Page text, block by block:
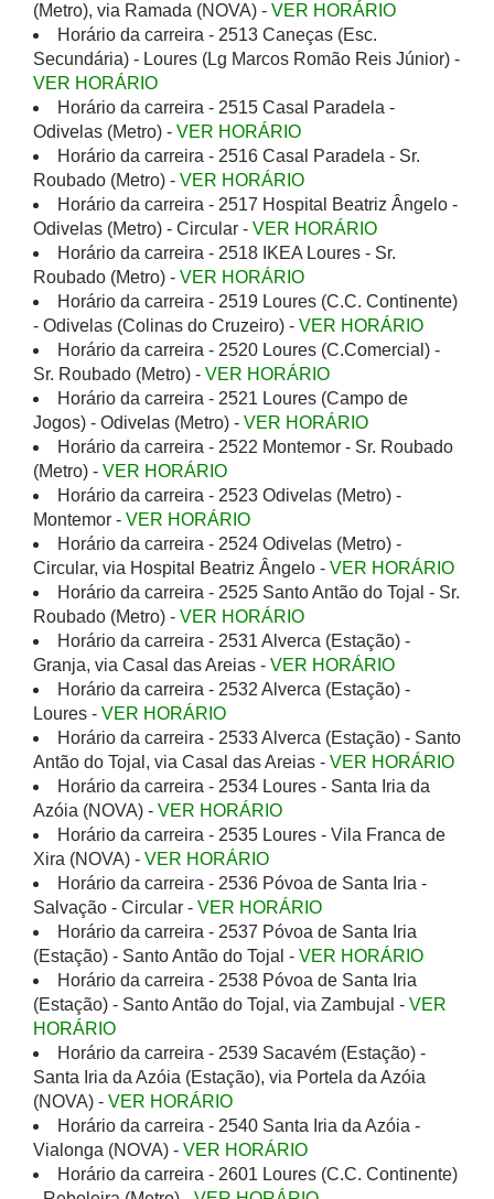
(Metro), via Ramada (NOVA) - VER HORÁRIO
Horário da carreira - 2513 Caneças (Esc.
Secundária) - Loures (Lg Marcos Romão Reis Júnior) -
VER HORÁRIO
Horário da carreira - 2515 Casal Paradela -
Odivelas (Metro) - VER HORÁRIO
Horário da carreira - 2516 Casal Paradela - Sr.
Roubado (Metro) - VER HORÁRIO
Horário da carreira - 2517 Hospital Beatriz Ângelo -
Odivelas (Metro) - Circular - VER HORÁRIO
Horário da carreira - 2518 IKEA Loures - Sr.
Roubado (Metro) - VER HORÁRIO
Horário da carreira - 2519 Loures (C.C. Continente)
- Odivelas (Colinas do Cruzeiro) - VER HORÁRIO
Horário da carreira - 2520 Loures (C.Comercial) -
Sr. Roubado (Metro) - VER HORÁRIO
Horário da carreira - 2521 Loures (Campo de
Jogos) - Odivelas (Metro) - VER HORÁRIO
Horário da carreira - 2522 Montemor - Sr. Roubado
(Metro) - VER HORÁRIO
Horário da carreira - 2523 Odivelas (Metro) -
Montemor - VER HORÁRIO
Horário da carreira - 2524 Odivelas (Metro) -
Circular, via Hospital Beatriz Ângelo - VER HORÁRIO
Horário da carreira - 2525 Santo Antão do Tojal - Sr.
Roubado (Metro) - VER HORÁRIO
Horário da carreira - 2531 Alverca (Estação) -
Granja, via Casal das Areias - VER HORÁRIO
Horário da carreira - 2532 Alverca (Estação) -
Loures - VER HORÁRIO
Horário da carreira - 2533 Alverca (Estação) - Santo
Antão do Tojal, via Casal das Areias - VER HORÁRIO
Horário da carreira - 2534 Loures - Santa Iria da
Azóia (NOVA) - VER HORÁRIO
Horário da carreira - 2535 Loures - Vila Franca de
Xira (NOVA) - VER HORÁRIO
Horário da carreira - 2536 Póvoa de Santa Iria -
Salvação - Circular - VER HORÁRIO
Horário da carreira - 2537 Póvoa de Santa Iria
(Estação) - Santo Antão do Tojal - VER HORÁRIO
Horário da carreira - 2538 Póvoa de Santa Iria
(Estação) - Santo Antão do Tojal, via Zambujal - VER
HORÁRIO
Horário da carreira - 2539 Sacavém (Estação) -
Santa Iria da Azóia (Estação), via Portela da Azóia
(NOVA) - VER HORÁRIO
Horário da carreira - 2540 Santa Iria da Azóia -
Vialonga (NOVA) - VER HORÁRIO
Horário da carreira - 2601 Loures (C.C. Continente)